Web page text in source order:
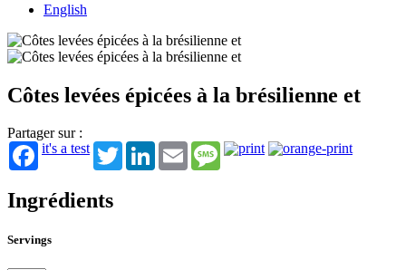
English
Côtes levées épicées à la brésilienne et
Partager sur :
it's a test
TwitterLinkedInEmail Message
Ingrédients
Servings